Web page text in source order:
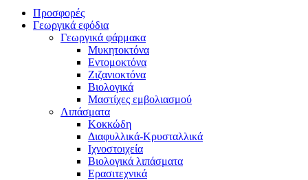
Προσφορές
Γεωργικά εφόδια
Γεωργικά φάρμακα
Μυκητοκτόνα
Εντομοκτόνα
Ζιζανιοκτόνα
Βιολογικά
Μαστίχες εμβολιασμού
Λιπάσματα
Κοκκώδη
Διαφυλλικά-Κρυσταλλικά
Ιχνοστοιχεία
Βιολογικά λιπάσματα
Ερασιτεχνικά